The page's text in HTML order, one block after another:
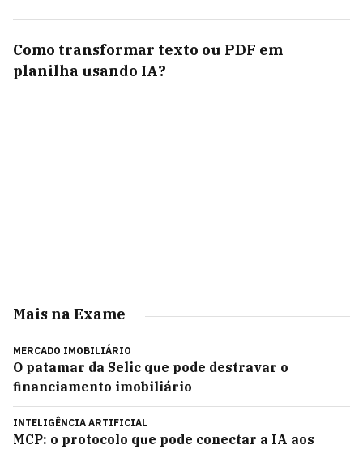
Como transformar texto ou PDF em
planilha usando IA?
Mais na Exame
MERCADO IMOBILIÁRIO
O patamar da Selic que pode destravar o
financiamento imobiliário
INTELIGÊNCIA ARTIFICIAL
MCP: o protocolo que pode conectar a IA aos